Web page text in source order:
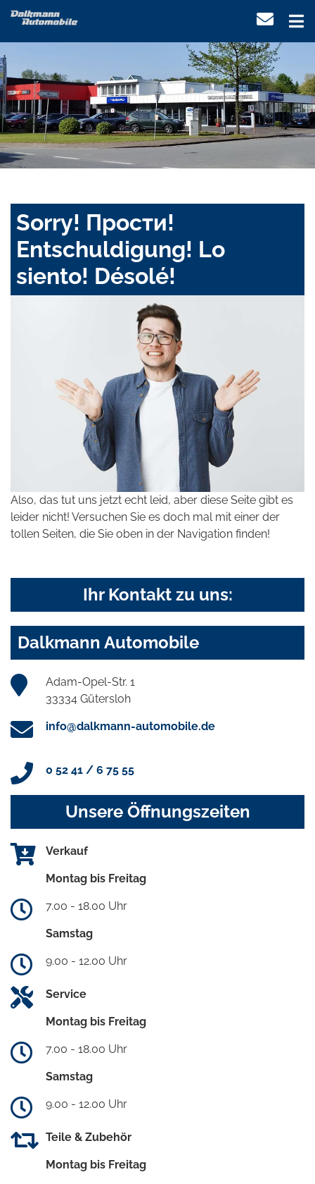
Sorry! Прости!
Entschuldigung! Lo
siento! Désolé!
Also, das tut uns jetzt echt leid, aber diese Seite gibt es
leider nicht! Versuchen Sie es doch mal mit einer der
tollen Seiten, die Sie oben in der Navigation finden!
Ihr Kontakt zu uns:
Dalkmann Automobile
Adam-Opel-Str. 1
33334 Gütersloh
info@dalkmann-automobile.de
0 52 41 / 6 75 55
Unsere Öffnungszeiten
Verkauf
Montag bis Freitag
7.00 - 18.00 Uhr
Samstag
9.00 - 12.00 Uhr
Service
Montag bis Freitag
7.00 - 18.00 Uhr
Samstag
9.00 - 12.00 Uhr
Teile & Zubehör
Montag bis Freitag